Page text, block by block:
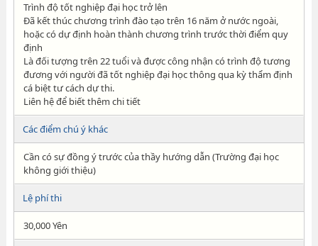
Trình độ tốt nghiệp đại học trở lên
Đã kết thúc chương trình đào tạo trên 16 năm ở nước ngoài,
hoặc có dự định hoàn thành chương trình trước thời điểm quy
định
Là đối tượng trên 22 tuổi và được công nhận có trình độ tương
đương với người đã tốt nghiệp đại học thông qua kỳ thẩm định
cá biệt tư cách dự thi.
Liên hệ để biết thêm chi tiết
Các điểm chú ý khác
Cần có sự đồng ý trước của thầy hướng dẫn (Trường đại học
không giới thiệu)
Lệ phí thi
30,000 Yên